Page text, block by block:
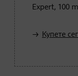
Expert, 100
Купете